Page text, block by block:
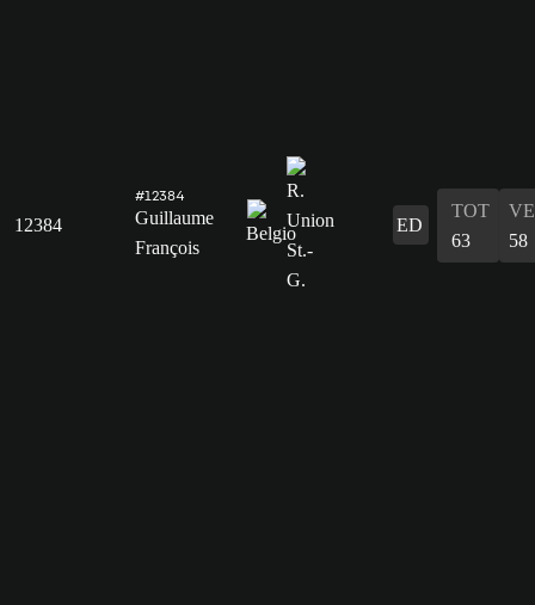
12384
#12384
Guillaume
François
ED
TOT
63
58